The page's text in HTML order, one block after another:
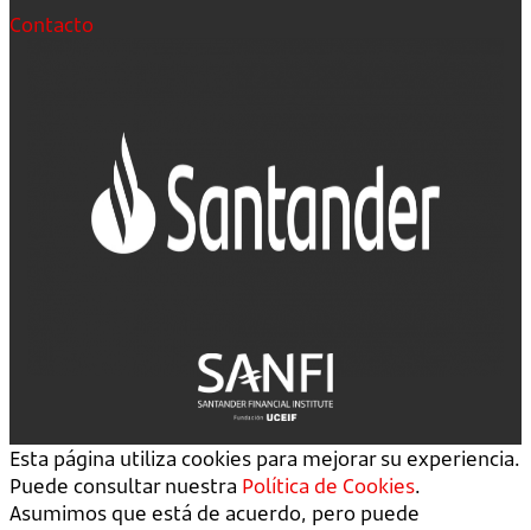
Contacto
Esta página utiliza cookies para mejorar su experiencia.
Puede consultar nuestra Política de Cookies.
Asumimos que está de acuerdo, pero puede